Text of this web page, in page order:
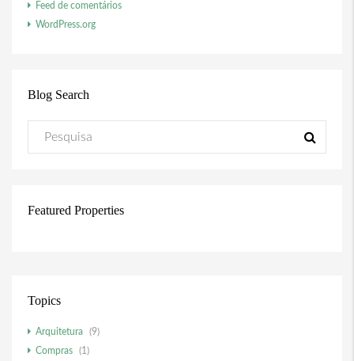
Feed de comentários
WordPress.org
Blog Search
Featured Properties
Topics
Arquitetura
(9)
Compras
(1)